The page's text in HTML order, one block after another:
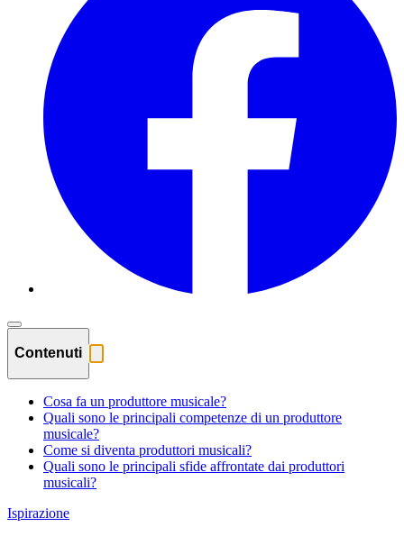
Contenuti
Cosa fa un produttore musicale?
Quali sono le principali competenze di un produttore
musicale?
Come si diventa produttori musicali?
Quali sono le principali sfide affrontate dai produttori
musicali?
Ispirazione